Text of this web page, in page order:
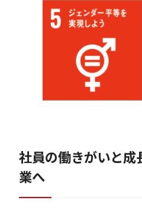
社員の働きがいと成
業へ